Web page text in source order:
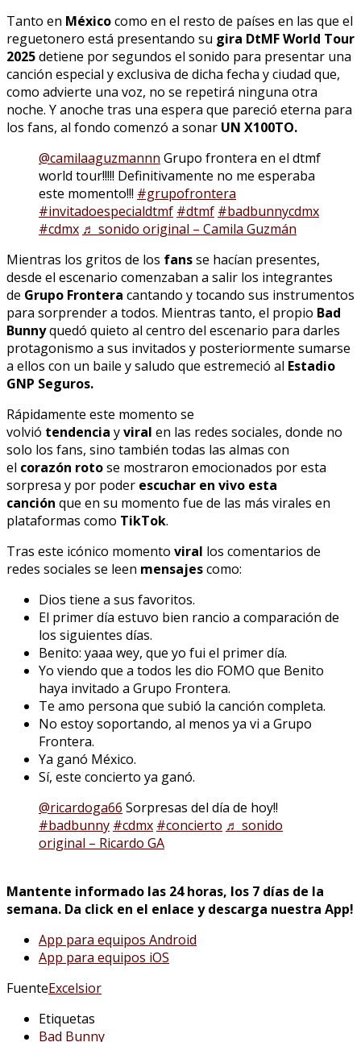
Tanto en Méxicocomo en el resto de países en las que el
reguetonero está presentando su gira DtMF World Tour
2025detiene por segundos el sonido para presentar una
canción especial y exclusiva de dicha fecha y ciudad que,
como advierte una voz, no se repetirá ninguna otra
noche. Y anoche tras una espera que pareció eterna para
los fans, al fondo comenzó a sonar UN X100TO.
@camilaaguzmannn Grupo frontera en el dtmf
world tour!!!!! Definitivamente no me esperaba
este momento!!! #grupofrontera
#invitadoespecialdtmf #dtmf #badbunnycdmx
#cdmx ♬ sonido original – Camila Guzmán
Mientras los gritos de los fansse hacían presentes,
desde el escenario comenzaban a salir los integrantes
de Grupo Frontera cantando y tocando sus instrumentos
para sorprender a todos. Mientras tanto, el propio Bad
Bunnyquedó quieto al centro del escenario para darles
protagonismo a sus invitados y posteriormente sumarse
a ellos con un baile y saludo que estremeció al Estadio
GNP Seguros.
Rápidamente este momento se
volvió tendencia yviral en las redes sociales, donde no
solo los fans, sino también todas las almas con
el corazón rotose mostraron emocionados por esta
sorpresa y por poder escuchar en vivo esta
canción que en su momento fue de las más virales en
plataformas como TikTok.
Tras este icónico momento viral los comentarios de
redes sociales se leen mensajescomo:
Dios tiene a sus favoritos.
El primer día estuvo bien rancio a comparación de
los siguientes días.
Benito: yaaa wey, que yo fui el primer día.
Yo viendo que a todos les dio FOMO que Benito
haya invitado a Grupo Frontera.
Te amo persona que subió la canción completa.
No estoy soportando, al menos ya vi a Grupo
Frontera.
Ya ganó México.
Sí, este concierto ya ganó.
@ricardoga66 Sorpresas del día de hoy!!
#badbunny #cdmx #concierto ♬ sonido
original – Ricardo GA
Mantente informado las 24 horas, los 7 días de la
semana. Da click en el enlace y descarga nuestra App!
App para equipos Android
App para equipos iOS
FuenteExcelsior
Etiquetas
Bad Bunny